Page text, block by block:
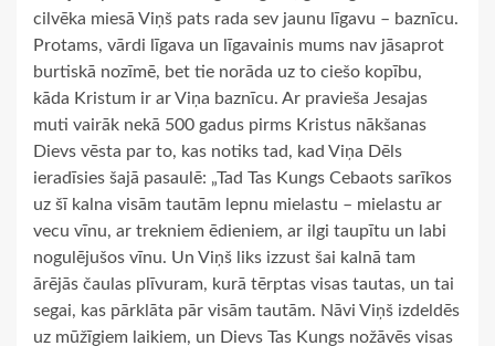
cilvēka miesā Viņš pats rada sev jaunu līgavu – baznīcu.
Protams, vārdi līgava un līgavainis mums nav jāsaprot
burtiskā nozīmē, bet tie norāda uz to ciešo kopību,
kāda Kristum ir ar Viņa baznīcu. Ar pravieša Jesajas
muti vairāk nekā 500 gadus pirms Kristus nākšanas
Dievs vēsta par to, kas notiks tad, kad Viņa Dēls
ieradīsies šajā pasaulē: „Tad Tas Kungs Cebaots sarīkos
uz šī kalna visām tautām lepnu mielastu – mielastu ar
vecu vīnu, ar trekniem ēdieniem, ar ilgi taupītu un labi
nogulējušos vīnu. Un Viņš liks izzust šai kalnā tam
ārējās čaulas plīvuram, kurā tērptas visas tautas, un tai
segai, kas pārklāta pār visām tautām. Nāvi Viņš izdeldēs
uz mūžīgiem laikiem, un Dievs Tas Kungs nožāvēs visas